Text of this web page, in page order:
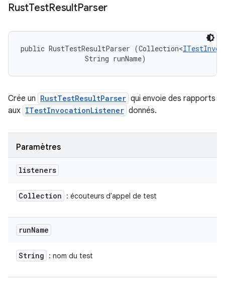
RustTestResultParser
public RustTestResultParser (Collection<
                String runName)
Crée un RustTestResultParser qui envoie des rapports
aux ITestInvocationListener donnés.
Paramètres
listeners
Collection : écouteurs d'appel de test
runName
String : nom du test